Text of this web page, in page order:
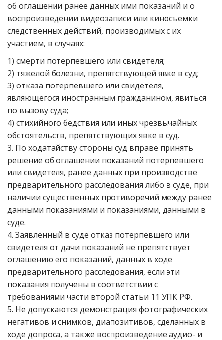
об оглашении ранее данных ими показаний и о
воспроизведении видеозаписи или киносъемки
следственных действий, производимых с их
участием, в случаях:
1) смерти потерпевшего или свидетеля;
2) тяжелой болезни, препятствующей явке в суд;
3) отказа потерпевшего или свидетеля,
являющегося иностранным гражданином, явиться
по вызову суда;
4) стихийного бедствия или иных чрезвычайных
обстоятельств, препятствующих явке в суд.
3. По ходатайству стороны суд вправе принять
решение об оглашении показаний потерпевшего
или свидетеля, ранее данных при производстве
предварительного расследования либо в суде, при
наличии существенных противоречий между ранее
данными показаниями и показаниями, данными в
суде.
4. Заявленный в суде отказ потерпевшего или
свидетеля от дачи показаний не препятствует
оглашению его показаний, данных в ходе
предварительного расследования, если эти
показания получены в соответствии с
требованиями части второй статьи 11 УПК РФ.
5. Не допускаются демонстрация фотографических
негативов и снимков, диапозитивов, сделанных в
ходе допроса, а также воспроизведение аудио- и